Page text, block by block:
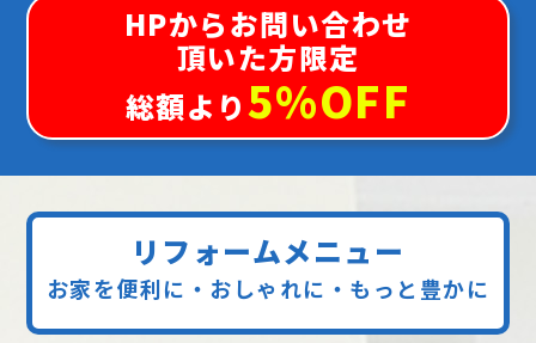
HPからお問い合わせ
頂いた方限定
総額より5%OFF
リフォームメニュー
お家を便利に・おしゃれに・もっと豊かに